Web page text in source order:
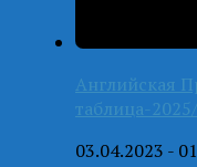
Английская
таблица-
03.04.2023 -